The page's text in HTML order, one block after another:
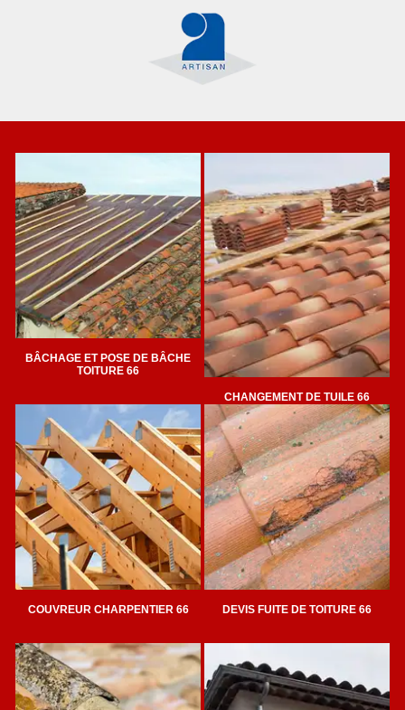
BÂCHAGE ET POSE DE BÂCHE
TOITURE 66
CHANGEMENT DE TUILE 66
COUVREUR CHARPENTIER 66 DEVIS FUITE DE TOITURE 66